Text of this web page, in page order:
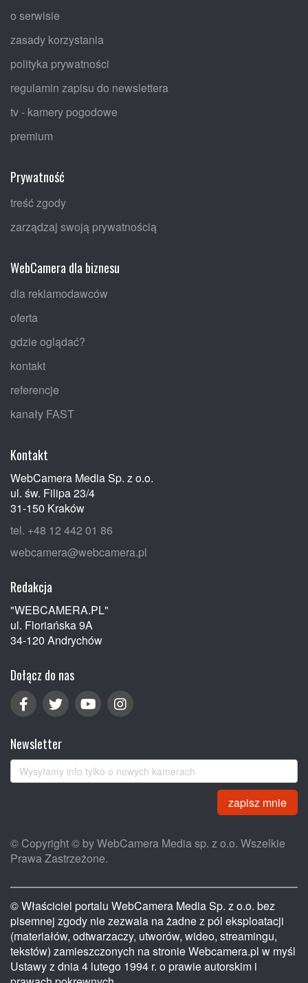
o serwisie
zasady korzystania
polityka prywatności
regulamin zapisu do newslettera
tv - kamery pogodowe
premium
Prywatność
treść zgody
zarządzaj swoją prywatnością
WebCamera dla biznesu
dla reklamodawców
oferta
gdzie oglądać?
kontakt
referencje
kanały FAST
Kontakt
WebCamera Media Sp. z o.o.
ul. św. Filipa 23/4
31-150 Kraków
tel. +48 12 442 01 86
webcamera@webcamera.pl
Redakcja
"WEBCAMERA.PL"
ul. Floriańska 9A
34-120 Andrychów
Dołącz do nas
Newsletter
zapisz mnie
© Copyright © by WebCamera Media sp. z o.o. Wszelkie
Prawa Zastrzeżone.
© Właściciel portalu WebCamera Media Sp. z o.o. bez
pisemnej zgody nie zezwala na żadne z pól eksploatacji
(materiałów, odtwarzaczy, utworów, wideo, streamingu,
tekstów) zamieszczonych na stronie Webcamera.pl w myśl
Ustawy z dnia 4 lutego 1994 r. o prawie autorskim i